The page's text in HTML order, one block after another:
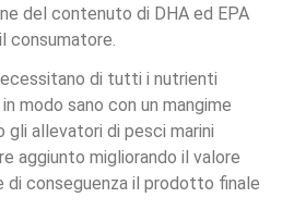
del contenuto di DHA ed EPA
consumatore.
di tutti i nutrienti
modo sano con un mangime
gli allevatori di pesci marini
aggiunto migliorando il valore
di conseguenza il prodotto finale